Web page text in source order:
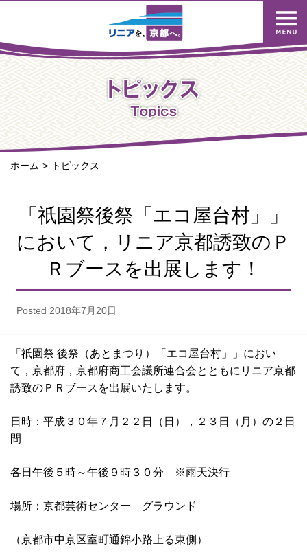
ホーム トピックス
「祇園祭後祭「エコ屋台村」」
において，リニア京都誘致のＰ
Ｒブースを出展します！
Posted 2018年7月20日
「祇園祭 後祭（あとまつり）「エコ屋台村」」におい
て，京都府，京都府商工会議所連合会とともにリニア京都
誘致のＰＲブースを出展いたします。
日時：平成３０年７月２２日（日），２３日（月）の２日
間
各日午後５時～午後９時３０分 ※雨天決行
場所：京都芸術センター グラウンド
（京都市中京区室町通錦小路上る東側）